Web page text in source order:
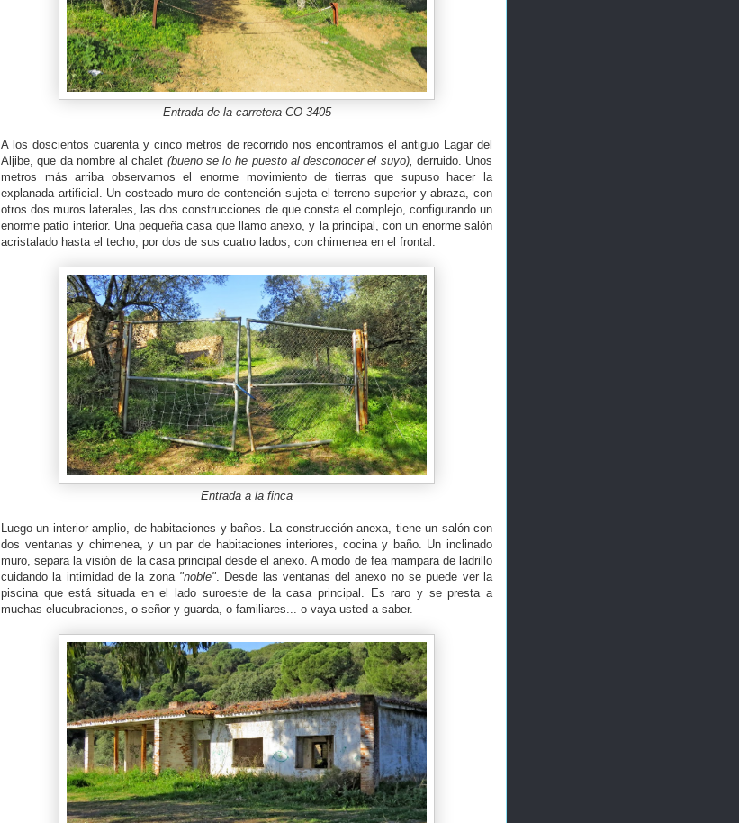
Entrada de la carretera CO-3405
A los doscientos cuarenta y cinco metros de recorrido nos encontramos el antiguo Lagar del
Aljibe, que da nombre al chalet (bueno se lo he puesto al desconocer el suyo), derruido. Unos
metros más arriba observamos el enorme movimiento de tierras que supuso hacer la
explanada artificial. Un costeado muro de contención sujeta el terreno superior y abraza, con
otros dos muros laterales, las dos construcciones de que consta el complejo, configurando un
enorme patio interior. Una pequeña casa que llamo anexo, y la principal, con un enorme salón
acristalado hasta el techo, por dos de sus cuatro lados, con chimenea en el frontal.
Entrada a la finca
Luego un interior amplio, de habitaciones y baños. La construcción anexa, tiene un salón con
dos ventanas y chimenea, y un par de habitaciones interiores, cocina y baño. Un inclinado
muro, separa la visión de la casa principal desde el anexo. A modo de fea mampara de ladrillo
cuidando la intimidad de la zona "noble". Desde las ventanas del anexo no se puede ver la
piscina que está situada en el lado suroeste de la casa principal. Es raro y se presta a
muchas elucubraciones, o señor y guarda, o familiares... o vaya usted a saber.